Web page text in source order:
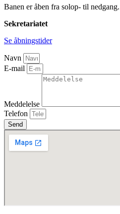
Banen er åben fra solop- til nedgang.
Sekretariatet
Se åbningstider
Navn
E-mail
Meddelelse
Telefon
Send